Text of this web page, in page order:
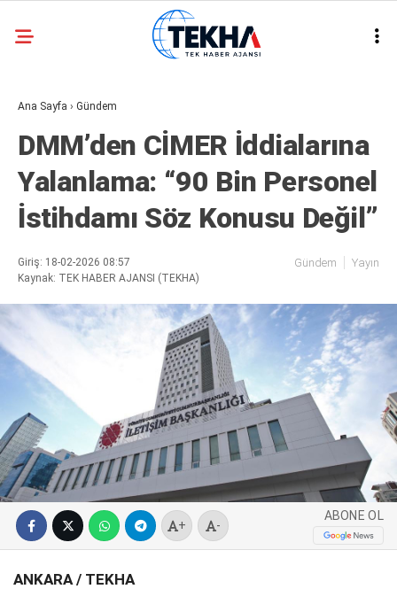
WhatsApp İhbar
Hattı
32.3
ASAYIŞ
GÜNDEM
GENEL
POLITIKA
SIYASET
METEOROLOJI
SPOR
SERVISLER
Ana Sayfa › Gündem
DMM’den CİMER İddialarına
Yalanlama: “90 Bin Personel
İstihdamı Söz Konusu Değil”
Giriş: 18-02-2026 08:57
Kaynak: TEK HABER AJANSI (TEKHA)
Gündem Yayın
+ -
ABONE OL
ANKARA/ TEKHA